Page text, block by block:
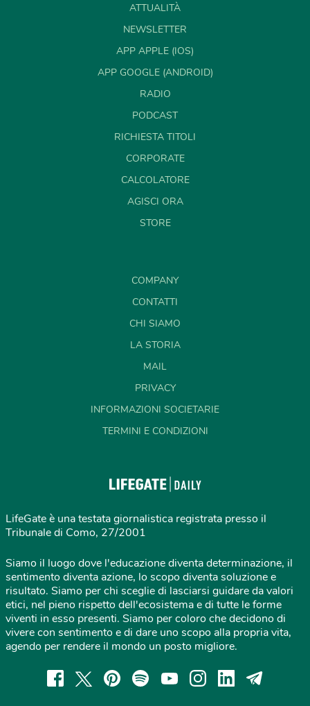
ATTUALITÀ
NEWSLETTER
APP APPLE (IOS)
APP GOOGLE (ANDROID)
RADIO
PODCAST
RICHIESTA TITOLI
CORPORATE
CALCOLATORE
AGISCI ORA
STORE
COMPANY
CONTATTI
CHI SIAMO
LA STORIA
MAIL
PRIVACY
INFORMAZIONI SOCIETARIE
TERMINI E CONDIZIONI
LifeGate è una testata giornalistica registrata presso il
Tribunale di Como, 27/2001
Siamo il luogo dove l'educazione diventa determinazione, il
sentimento diventa azione, lo scopo diventa soluzione e
risultato. Siamo per chi sceglie di lasciarsi guidare da valori
etici, nel pieno rispetto dell'ecosistema e di tutte le forme
viventi in esso presenti. Siamo per coloro che decidono di
vivere con sentimento e di dare uno scopo alla propria vita,
agendo per rendere il mondo un posto migliore.